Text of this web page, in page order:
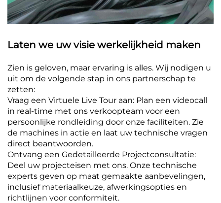
Laten we uw visie werkelijkheid maken
Zien is geloven, maar ervaring is alles. Wij nodigen u
uit om de volgende stap in ons partnerschap te
zetten:
Vraag een Virtuele Live Tour aan: Plan een videocall
in real-time met ons verkoopteam voor een
persoonlijke rondleiding door onze faciliteiten. Zie
de machines in actie en laat uw technische vragen
direct beantwoorden.
Ontvang een Gedetailleerde Projectconsultatie:
Deel uw projecteisen met ons. Onze technische
experts geven op maat gemaakte aanbevelingen,
inclusief materiaalkeuze, afwerkingsopties en
richtlijnen voor conformiteit.